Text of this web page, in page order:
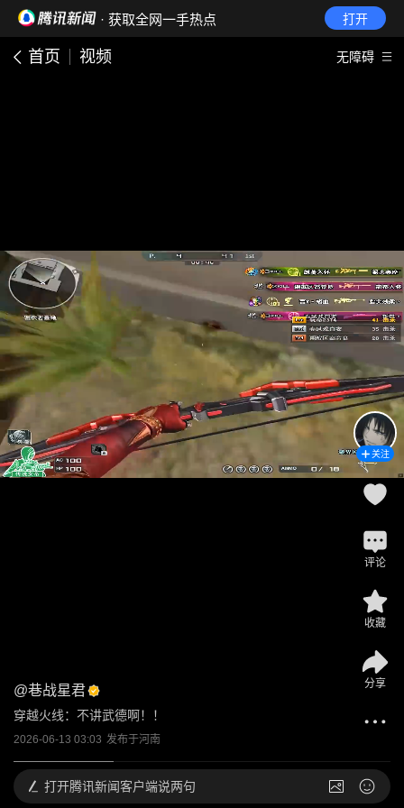
· 获取全网一手热点 打开
首页 视频 无障碍
@巷战星君
穿越火线：不讲武德啊！！
2026-06-13 03:03 发布于河南
关注
评论
收藏
分享
打开腾讯新闻客户端说两句